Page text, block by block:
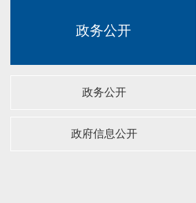
政务公开
政务公开
政府信息公开